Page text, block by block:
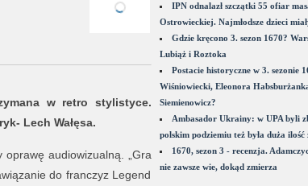
w retro stylistyce.
Lech Wałęsa.
audiowizualną. „Gra
do franczyz Legend
IPN odnalazł szczątki 55 ofiar
Ostrowieckiej. Najmłodsze dzieci
Gdzie kręcono 3. sezon 1670?
Lubiąż i Roztoka
Postacie historyczne w 3. sezonie
Wiśniowiecki, Eleonora
Siemienowicz?
Ambasador Ukrainy: w UPA byli
polskim podziemiu też była duża
1670, sezon 3 - recenzja.
nie zawsze wie, dokąd zmierza